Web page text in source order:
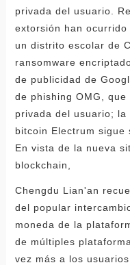
privada del usuario.
extorsión han
un distrito escolar de
ransomware
de publicidad de
de phishing OMG,
privada del usuario;
bitcoin Electrum sigue
En vista de la nueva
blockchain,
Chengdu Lian'an
del popular
moneda de la
de múltiples
vez más a los